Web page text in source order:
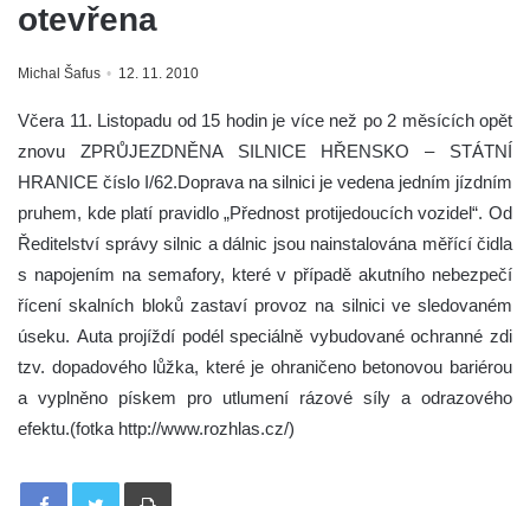
otevřena
Michal Šafus 12. 11. 2010
Včera 11. Listopadu od 15 hodin je více než po 2 měsících opět
znovu ZPRŮJEZDNĚNA SILNICE HŘENSKO – STÁTNÍ
HRANICE číslo I/62.Doprava na silnici je vedena jedním jízdním
pruhem, kde platí pravidlo „Přednost protijedoucích vozidel“. Od
Ředitelství správy silnic a dálnic jsou nainstalována měřící čidla
s napojením na semafory, které v případě akutního nebezpečí
řícení skalních bloků zastaví provoz na silnici ve sledovaném
úseku. Auta projíždí podél speciálně vybudované ochranné zdi
tzv. dopadového lůžka, které je ohraničeno betonovou bariérou
a vyplněno pískem pro utlumení rázové síly a odrazového
efektu.(fotka http://www.rozhlas.cz/)
Tisknout